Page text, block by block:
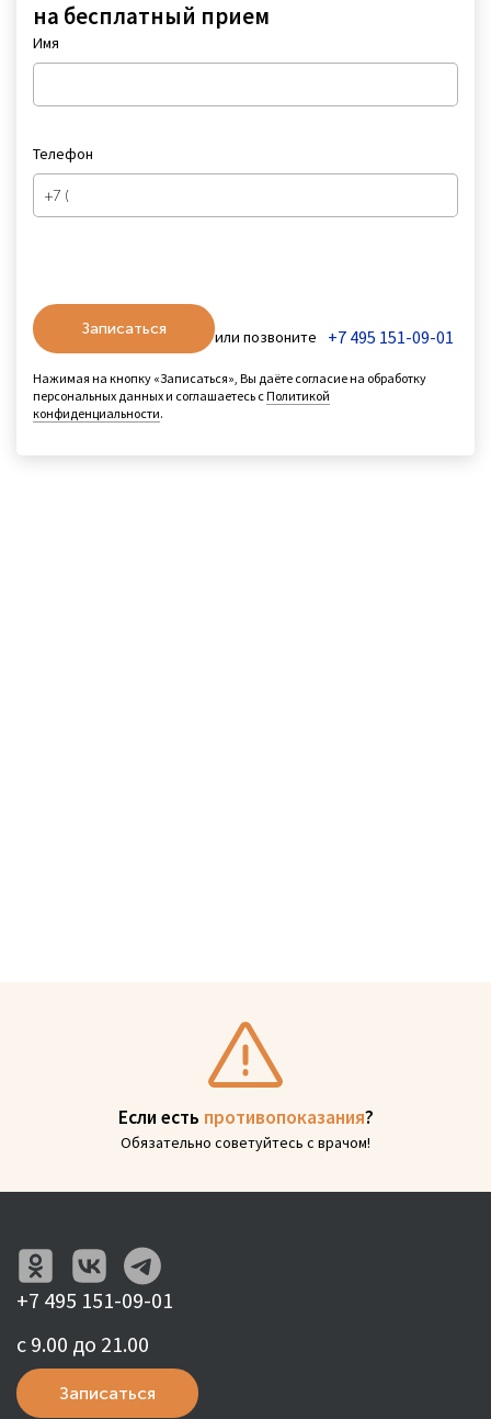
на бесплатный прием
Имя
Телефон
Записаться или позвоните +7 495 151-09-01
Нажимая на кнопку «Записаться», Вы даёте согласие на обработку
персональных данных и соглашаетесь сПолитикой
конфиденциальности.
Если есть противопоказания?
Обязательно советуйтесь с врачом!
+7 495 151-09-01
с 9.00 до 21.00
Записаться